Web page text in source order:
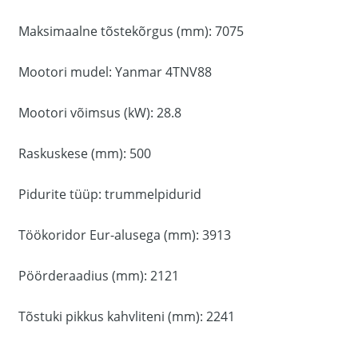
Maksimaalne tõstekõrgus (mm): 7075
Mootori mudel: Yanmar 4TNV88
Mootori võimsus (kW): 28.8
Raskuskese (mm): 500
Pidurite tüüp: trummelpidurid
Töökoridor Eur-alusega (mm): 3913
Pöörderaadius (mm): 2121
Tõstuki pikkus kahvliteni (mm): 2241